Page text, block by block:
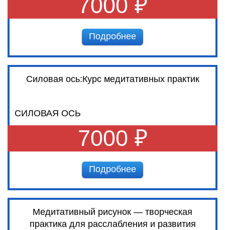
7000 ₽
Подробнее
Силовая ось:Курс медитативных практик
СИЛОВАЯ ОСЬ
7000 ₽
Подробнее
Медитативный рисунок — творческая
практика для расслабления и развития